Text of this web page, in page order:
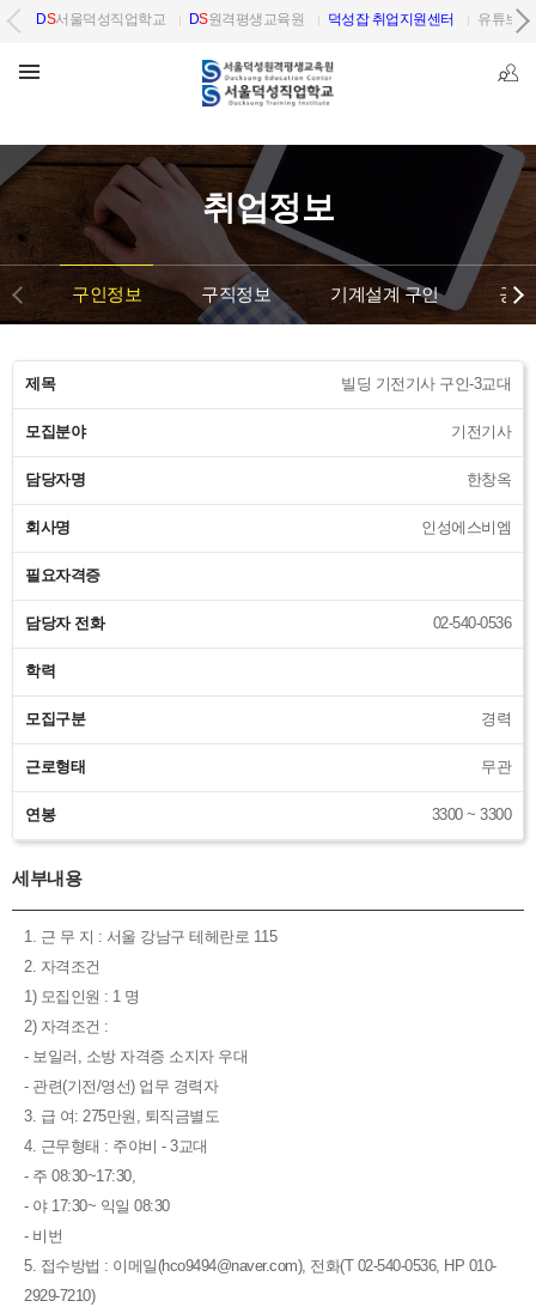
DS서울덕성직업학교 DS원격평생교육원 덕성잡 취업지원센터 유튜브
취업정보
구인정보 구직정보 기계설계 구인 공
제목 빌딩 기전기사 구인-3교대
모집분야 기전기사
담당자명 한창옥
회사명 인성에스비엠
필요자격증
담당자 전화 02-540-0536
학력
모집구분 경력
근로형태 무관
연봉 3300 ~ 3300
세부내용
1. 근 무 지 : 서울 강남구 테헤란로 115
2. 자격조건
1) 모집인원 : 1 명
2) 자격조건 :
- 보일러, 소방 자격증 소지자 우대
- 관련(기전/영선) 업무 경력자
3. 급 여: 275만원, 퇴직금별도
4. 근무형태 : 주야비 - 3교대
- 주 08:30~17:30,
- 야 17:30~ 익일 08:30
- 비번
5. 접수방법 : 이메일(hco9494@naver.com), 전화(T 02-540-0536, HP 010-
2929-7210)